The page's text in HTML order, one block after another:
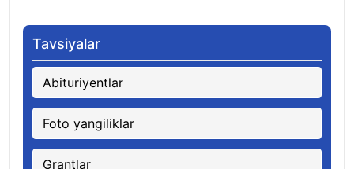
Tavsiyalar
Abituriyentlar
Foto yangiliklar
Grantlar